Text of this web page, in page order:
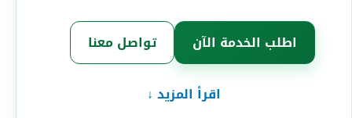
اطلب الخدمة الآن تواصل معنا
اقرأ المزيد ↓